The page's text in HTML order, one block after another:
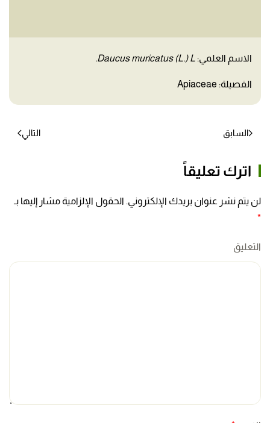
الاسم العلمي: Daucus muricatus (L.) L.
الفصيلة: Apiaceae
السابق التالي
اترك تعليقاً
لن يتم نشر عنوان بريدك الإلكتروني. الحقول الإلزامية مشار إليها بـ
*
التعليق